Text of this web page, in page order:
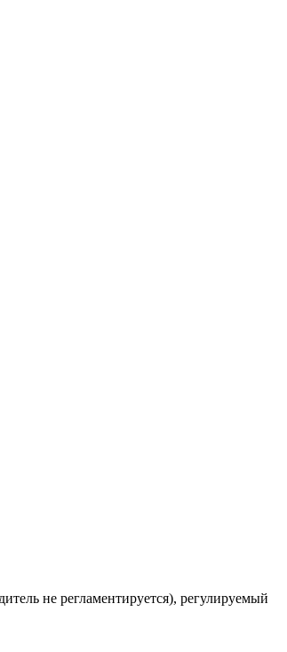
не регламентируется), регулируемый